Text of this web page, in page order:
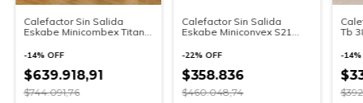
Calefactor Sin Salida
Eskabe Minicombex Titanio
-14% OFF
$639.918,91
$744.091,76
Calefactor Sin Salida
Eskabe Miniconvex S21
C/Aromatizador-Multigas
-22%OFF
$358.836
$460.048,74
Tb
-14